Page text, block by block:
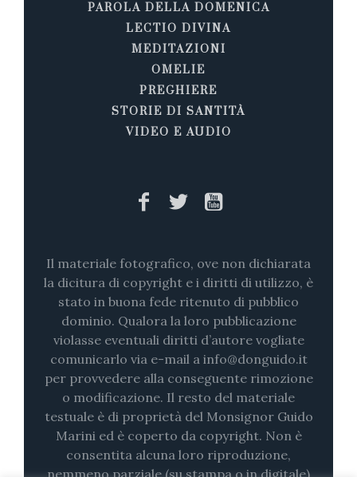
PAROLA DELLA DOMENICA
LECTIO DIVINA
MEDITAZIONI
OMELIE
PREGHIERE
STORIE DI SANTITÀ
VIDEO E AUDIO
Il materiale fotografico, ove non dichiarata
la dicitura di copyright e i diritti di utilizzo, è
stato in buona fede ritenuto di pubblico
dominio. Qualora la loro pubblicazione
violasse eventuali diritti d’autore vogliate
comunicarlo via e-mail a info@donguido.it
per provvedere alla conseguente rimozione
o modificazione. Il resto del materiale
testuale è di proprietà del Monsignor Guido
Marini ed è coperto da copyright. Non è
consentita alcuna loro riproduzione,